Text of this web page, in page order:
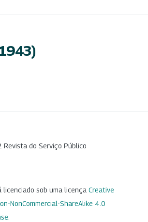
do Serviço Público
sob uma licença Creative
NonCommercial-ShareAlike 4.0